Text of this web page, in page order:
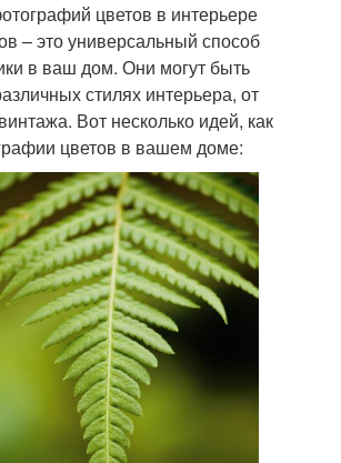
цветов в интерьере
– это универсальный способ
в ваш дом. Они могут быть
стилях интерьера, от
Вот несколько идей, как
цветов в вашем доме: